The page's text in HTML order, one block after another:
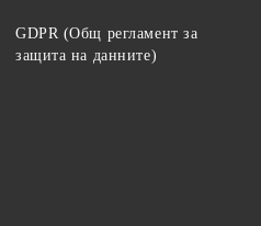
GDPR (Общ регламент за
защита на данните)